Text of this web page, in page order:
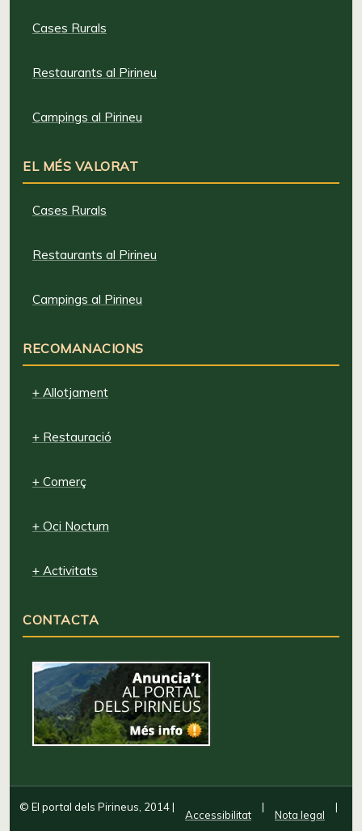
Cases Rurals
Restaurants al Pirineu
Campings al Pirineu
EL MÉS VALORAT
Cases Rurals
Restaurants al Pirineu
Campings al Pirineu
RECOMANACIONS
+ Allotjament
+ Restauració
+ Comerç
+ Oci Nocturn
+ Activitats
CONTACTA
© El portal dels Pirineus, 2014|
Accessibilitat
|
Nota legal
|